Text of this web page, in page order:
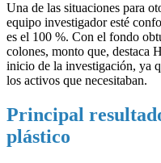
Una de las situaciones para
equipo investigador esté
es el 100 %. Con el fondo
colones, monto que, destaca
inicio de la investigación, ya
los activos que necesitaban.
Principal
plástico